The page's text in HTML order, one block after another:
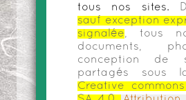
tous nos sites.
sauf exception
signalée , tous
documents,
conception de
partagés sous
Creative